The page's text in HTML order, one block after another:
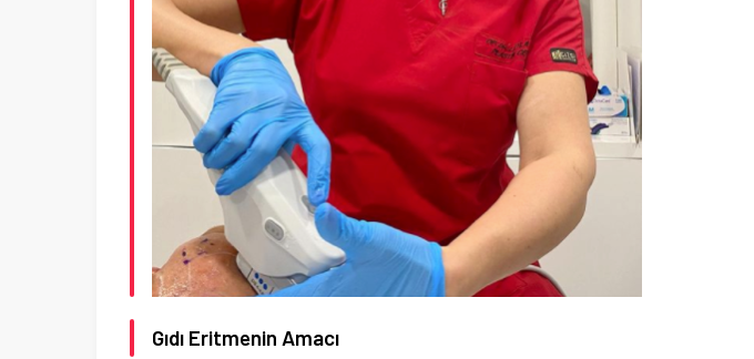
Gıdı Eritmenin Amacı